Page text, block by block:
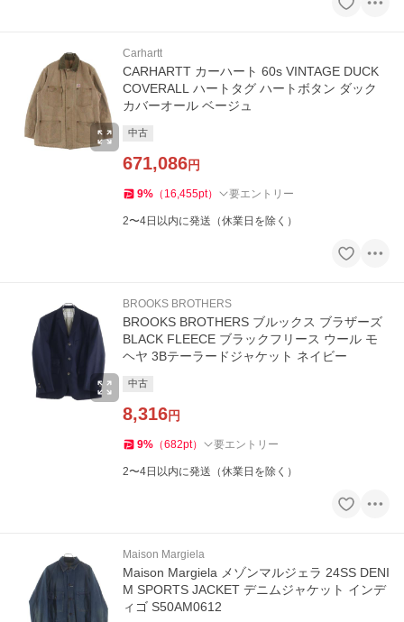
Carhartt
CARHARTT カーハート 60s VINTAGE DUCK
COVERALL ハートタグ ハートボタン ダック
カバーオール ベージュ
中古
671,086円
9% （ 16,455pt） 要エントリー
2〜4日以内に発送（休業日を除く）
BROOKS BROTHERS
BROOKS BROTHERS ブルックス ブラザーズ
BLACK FLEECE ブラックフリース ウール モ
ヘヤ 3Bテーラードジャケット ネイビー
中古
8,316円
9% （682pt） 要エントリー
2〜4日以内に発送（休業日を除く）
Maison Margiela
Maison Margiela メゾンマルジェラ 24SS DENI
M SPORTS JACKET デニムジャケット インデ
ィゴ S50AM0612